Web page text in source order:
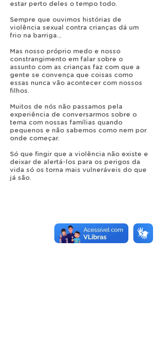
estar perto deles o tempo todo.
Sempre que ouvimos histórias de
violência sexual contra crianças dá um
frio na barriga...
Mas nosso próprio medo e nosso
constrangimento em falar sobre o
assunto com as crianças faz com que a
gente se convença que coisas como
essas nunca vão acontecer com nossos
filhos.
Muitos de nós não passamos pela
experiência de conversarmos sobre o
tema com nossas famílias quando
pequenos e não sabemos como nem por
onde começar.
Só que fingir que a violência não existe e
deixar de alertá-los para os perigos da
vida só os torna mais vulneráveis do que
já são.